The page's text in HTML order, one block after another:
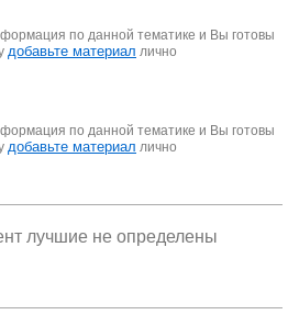
по данной тематике и Вы готовы
добавьте материал лично
по данной тематике и Вы готовы
добавьте материал лично
лучшие не определены